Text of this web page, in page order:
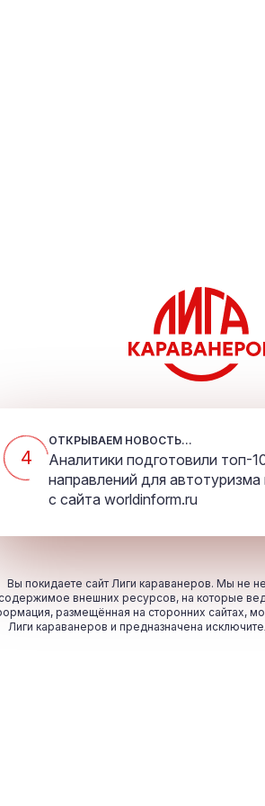
4
ОТКРЫВАЕМ НОВОСТЬ...
Аналитики подготовили топ-
направлений для автотуризма
с сайта worldinform.ru
Вы покидаете сайт Лиги караванеров. Мы не
внешних ресурсов, на которые
размещённая на сторонних сайтах,
Лиги караванеров и предназначена